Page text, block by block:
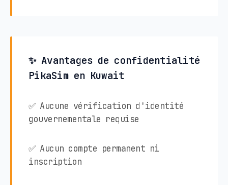
✨ Avantages de confidentialité
PikaSim en Kuwait
✅ Aucune vérification d'identité
gouvernementale requise
✅ Aucun compte permanent ni
inscription